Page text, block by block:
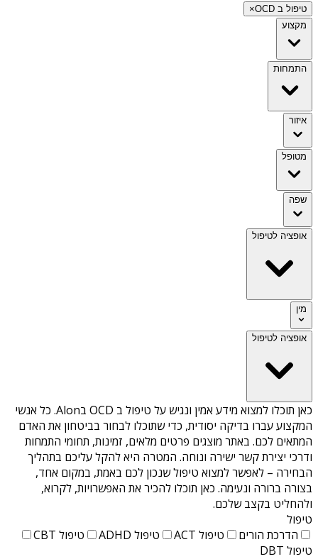
טיפול ב OCD
×
מקצוע
התמחות
איזור
מטופל
שפה
אופציה לטיפול
מין
אופציה לטיפול
כאן תוכלו למצוא מידע אמין ונגיש על טיפול ב OCD בAlon
. כל אנשי
המקצוע עברו בדיקה יסודית, כדי שתוכלו לבחור בביטחון את האדם
המתאים לכם. באתר מוצגים פרטים מלאים, זמינות, תחומי התמחות
ודרכי יצירת קשר ישירה ונוחה. המטרה היא להקל עליכם בתהליך
הבחירה – לאפשר למצוא טיפול שנכון לכם באמת, במקום אחד,
בצורה ברורה ונעימה. כאן תוכלו להכיר את האפשרויות, לקרוא,
ולהחליט בקצב שלכם.
טיפול
הדרכת הורים
טיפול ACT טיפול ADHD
טיפול CBT
טיפול DBT